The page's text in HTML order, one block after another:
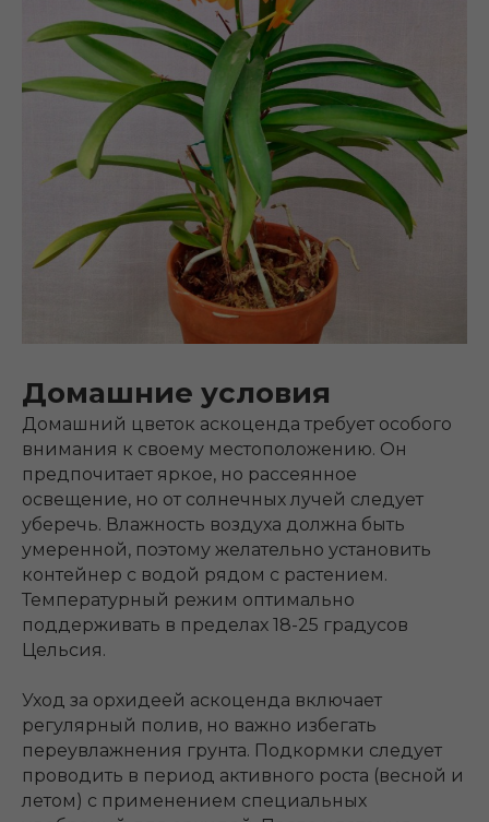
Домашние условия
Домашний цветок аскоценда требует особого
внимания к своему местоположению. Он
предпочитает яркое, но рассеянное
освещение, но от солнечных лучей следует
уберечь. Влажность воздуха должна быть
умеренной, поэтому желательно установить
контейнер с водой рядом с растением.
Температурный режим оптимально
поддерживать в пределах 18-25 градусов
Цельсия.
Уход за орхидеей аскоценда включает
регулярный полив, но важно избегать
переувлажнения грунта. Подкормки следует
проводить в период активного роста (весной и
летом) с применением специальных